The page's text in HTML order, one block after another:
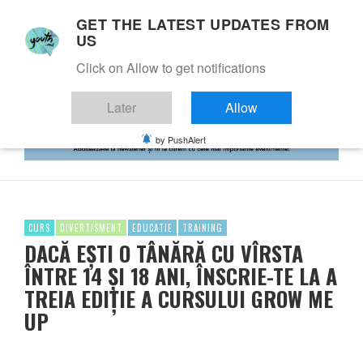
CURS DIVERTISMENT EDUCATIE TRAINING
DACĂ EȘTI O TÂNĂRĂ CU VÎRSTA
ÎNTRE 14 ȘI 18 ANI, ÎNSCRIE-TE LA A
TREIA EDIȚIE A CURSULUI GROW ME
UP
GET THE LATEST UPDATES FROM
US
Click on Allow to get notifications
Later Allow
by PushAlert